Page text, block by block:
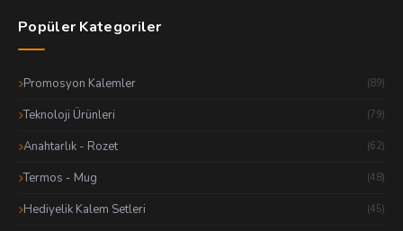
Popüler Kategoriler
Promosyon Kalemler (89)
Teknoloji Ürünleri (79)
Anahtarlık - Rozet (62)
Termos - Mug (48)
Hediyelik Kalem Setleri (45)